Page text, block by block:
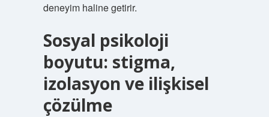
deneyim haline getirir.
Sosyal psikoloji
boyutu: stigma,
izolasyon ve ilişkisel
çözülme